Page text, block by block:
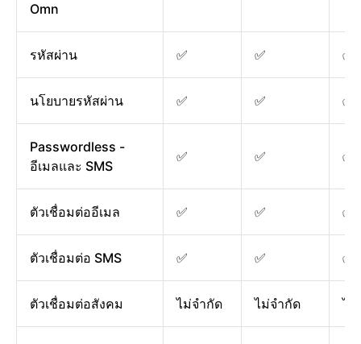
Omn
รหัสผ่าน ✅ ✅ ✅
นโยบายรหัสผ่าน ✅ ✅ ✅
Passwordless -
อีเมลและ SMS
✅ ✅ ✅
ตัวเชื่อมต่ออีเมล ✅ ✅ ✅
ตัวเชื่อมต่อ SMS ✅ ✅ ✅
ตัวเชื่อมต่อสังคม ไม่จำกัด ไม่จำกัด ไม่